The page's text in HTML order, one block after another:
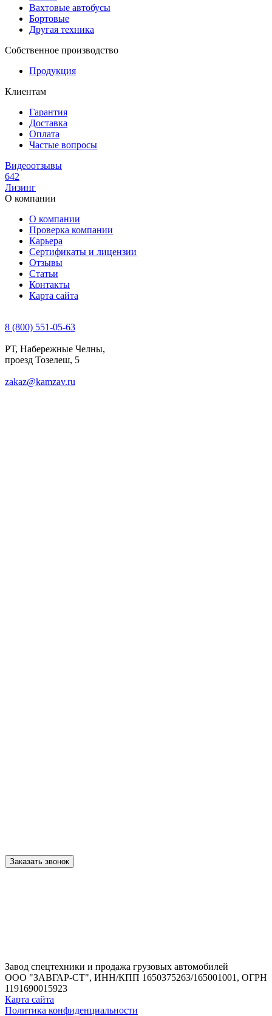
Вахтовые автобусы
Бортовые
Другая техника
Собственное производство
Продукция
Клиентам
Гарантия
Доставка
Оплата
Частые вопросы
Видеоотзывы
642
Лизинг
О компании
О компании
Проверка компании
Карьера
Сертификаты и лицензии
Отзывы
Статьи
Контакты
Карта сайта
8 (800) 551-05-63
РТ, Набережные Челны,
проезд Тозелеш, 5
zakaz@kamzav.ru
Заказать звонок
Завод спецтехники и продажа грузовых автомобилей
ООО "ЗАВГАР-СТ", ИНН/КПП 1650375263/165001001, ОГРН
1191690015923
Карта сайта
Политика конфиденциальности